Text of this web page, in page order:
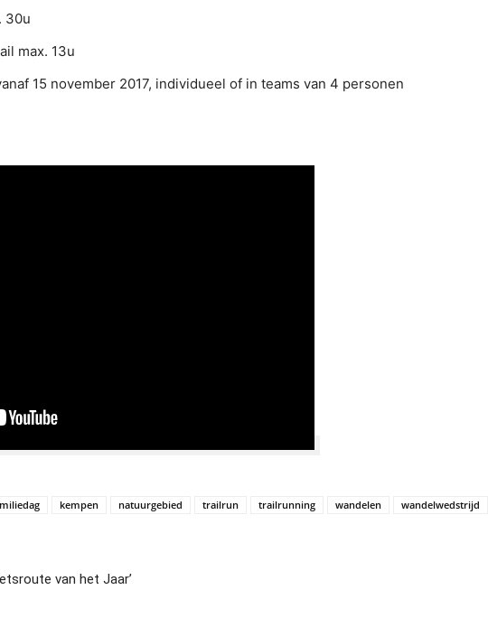
30u
max. 13u
15 november 2017, individueel of in teams van 4 personen
kempen natuurgebied trailrun trailrunning wandelen wandelwedstrijd
van het Jaar’